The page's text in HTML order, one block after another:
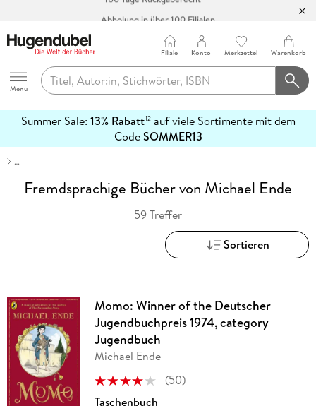
Hugendubel
Menu
Filiale Konto Merkzettel Warenkorb
Summer Sale: 13% Rabatt12auf viele Sortimente mit dem
CodeSOMMER13
erfahren
…
Fremdsprachige Bücher von Michael Ende
59 Treffer
Sortieren
Momo: Winner of the Deutscher
Jugendbuchpreis 1974, category
Jugendbuch
Michael Ende
(50)
Taschenbuch